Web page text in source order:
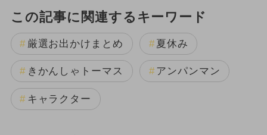
この記事に関連するキーワード
厳選お出かけまとめ 夏休み
きかんしゃトーマス アンパンマン
キャラクター